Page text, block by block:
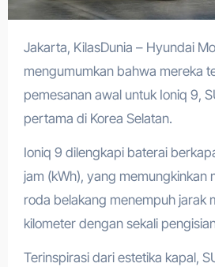
Jakarta, KilasDunia – Hyundai Motor Co. Senin
mengumumkan bahwa mereka
pemesanan awal untuk Ioniq 9,
pertama di Korea Selatan.
Ioniq 9 dilengkapi baterai
jam (kWh), yang memungkinkan
roda belakang menempuh jarak
kilometer dengan sekali
Terinspirasi dari estetika kapal,